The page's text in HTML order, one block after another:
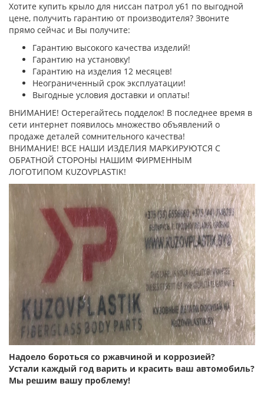
Хотите купить крыло для ниссан патрол y61 по выгодной
цене, получить гарантию от производителя? Звоните
прямо сейчас и Вы получите:
Гарантию высокого качества изделий!
Гарантию на установку!
Гарантию на изделия 12 месяцев!
Неограниченный срок эксплуатации!
Выгодные условия доставки и оплаты!
ВНИМАНИЕ! Остерегайтесь подделок! В последнее время в
сети интернет появилось множество объявлений о
продаже деталей сомнительного качества!
ВНИМАНИЕ! ВСЕ НАШИ ИЗДЕЛИЯ МАРКИРУЮТСЯ С
ОБРАТНОЙ СТОРОНЫ НАШИМ ФИРМЕННЫМ
ЛОГОТИПОМ KUZOVPLASTIK!
Надоело бороться со ржавчиной и коррозией?
Устали каждый год варить и красить ваш автомобиль?
Мы решим вашу проблему!